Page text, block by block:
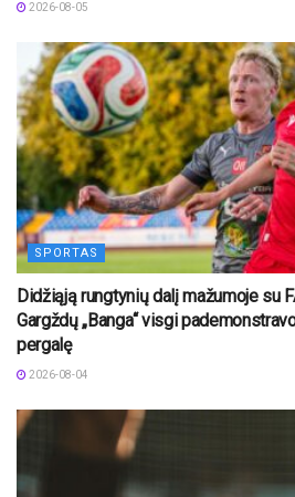
2026-08-05
SPORTAS
Didžiąją rungtynių dalį mažumoje su
Gargždų „Banga“ visgi
pergalę
2026-08-04